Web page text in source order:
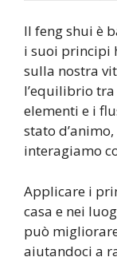
Il feng shui è
i suoi principi
sulla nostra
l’equilibrio
elementi e i
stato
interagiamo
Applicare i
casa e nei
può
aiutandoci a